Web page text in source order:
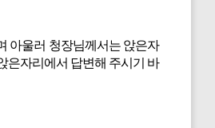
아울러 청장님께서는 앉은자
은자리에서 답변해 주시기 바